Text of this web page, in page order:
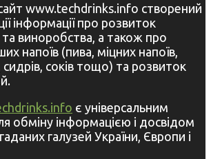
www.techdrinks.info створений
інформації про розвиток
виноробства, а також про
напоїв (пива, міцних напоїв,
соків тощо) та розвиток
є універсальним
обміну інформацією і досвідом
галузей України, Європи і